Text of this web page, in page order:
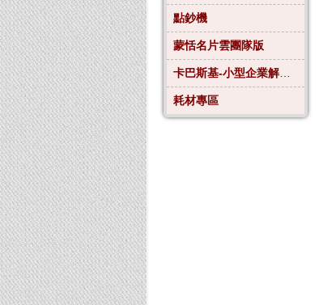
點鈔機
蒙恬名片雲團隊版
卡巴斯基-小型企業解決方案4
耗材專區